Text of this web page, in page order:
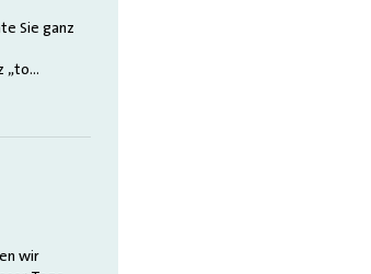
Sie ganz
„to…
wir